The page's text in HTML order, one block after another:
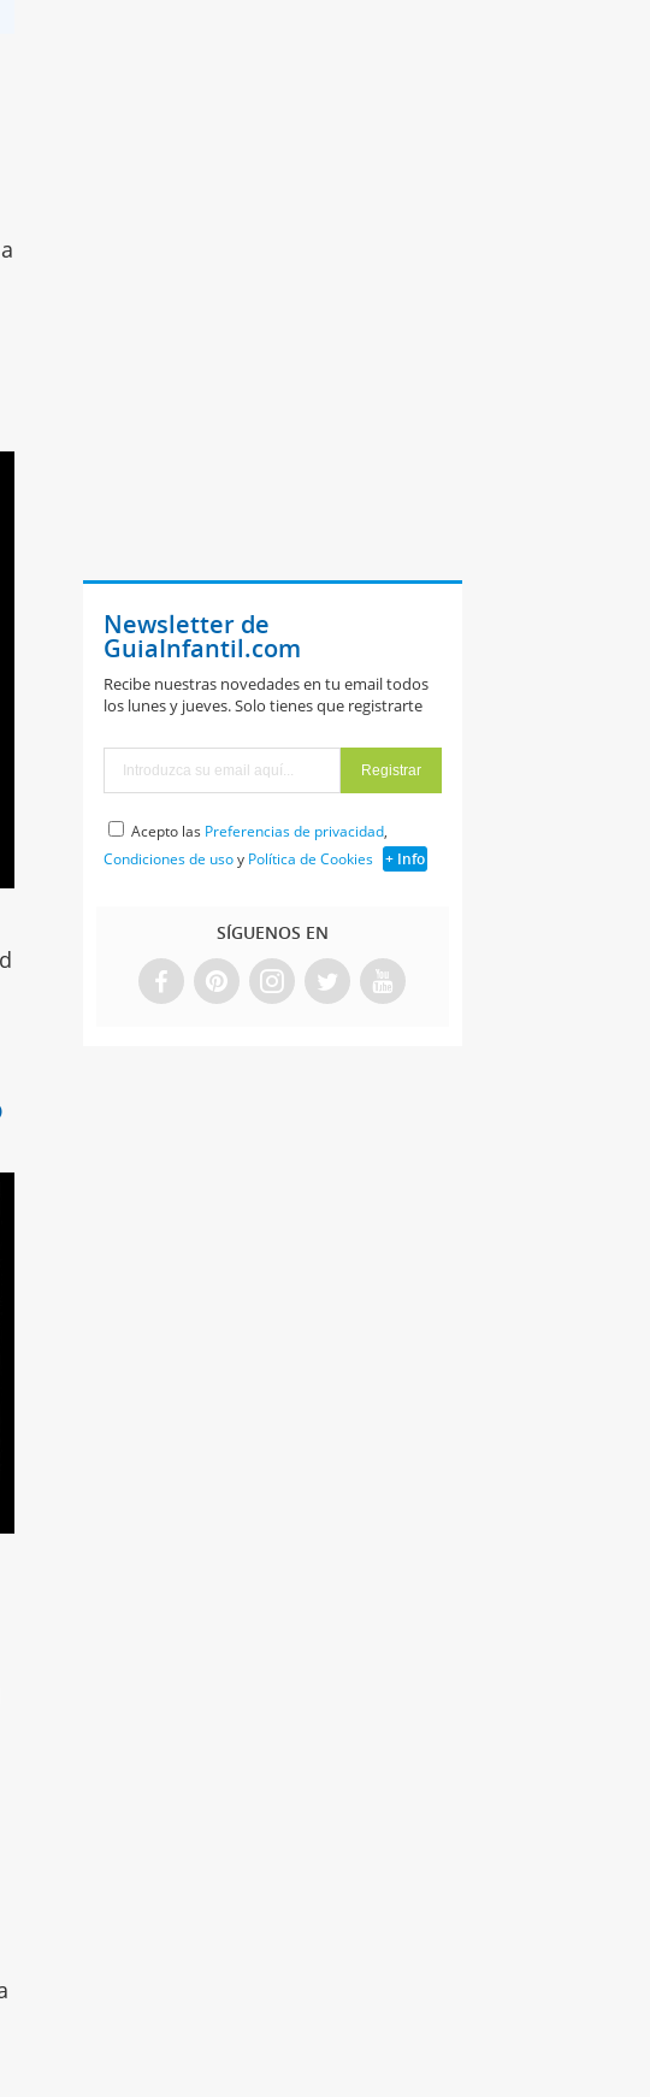
Newsletter de
GuiaInfantil.com
Recibe nuestras novedades en tu email todos
los lunes y jueves. Solo tienes que registrarte
Acepto las Preferencias de privacidad,
Condiciones de usoy Política de Cookies + Info
SÍGUENOS EN